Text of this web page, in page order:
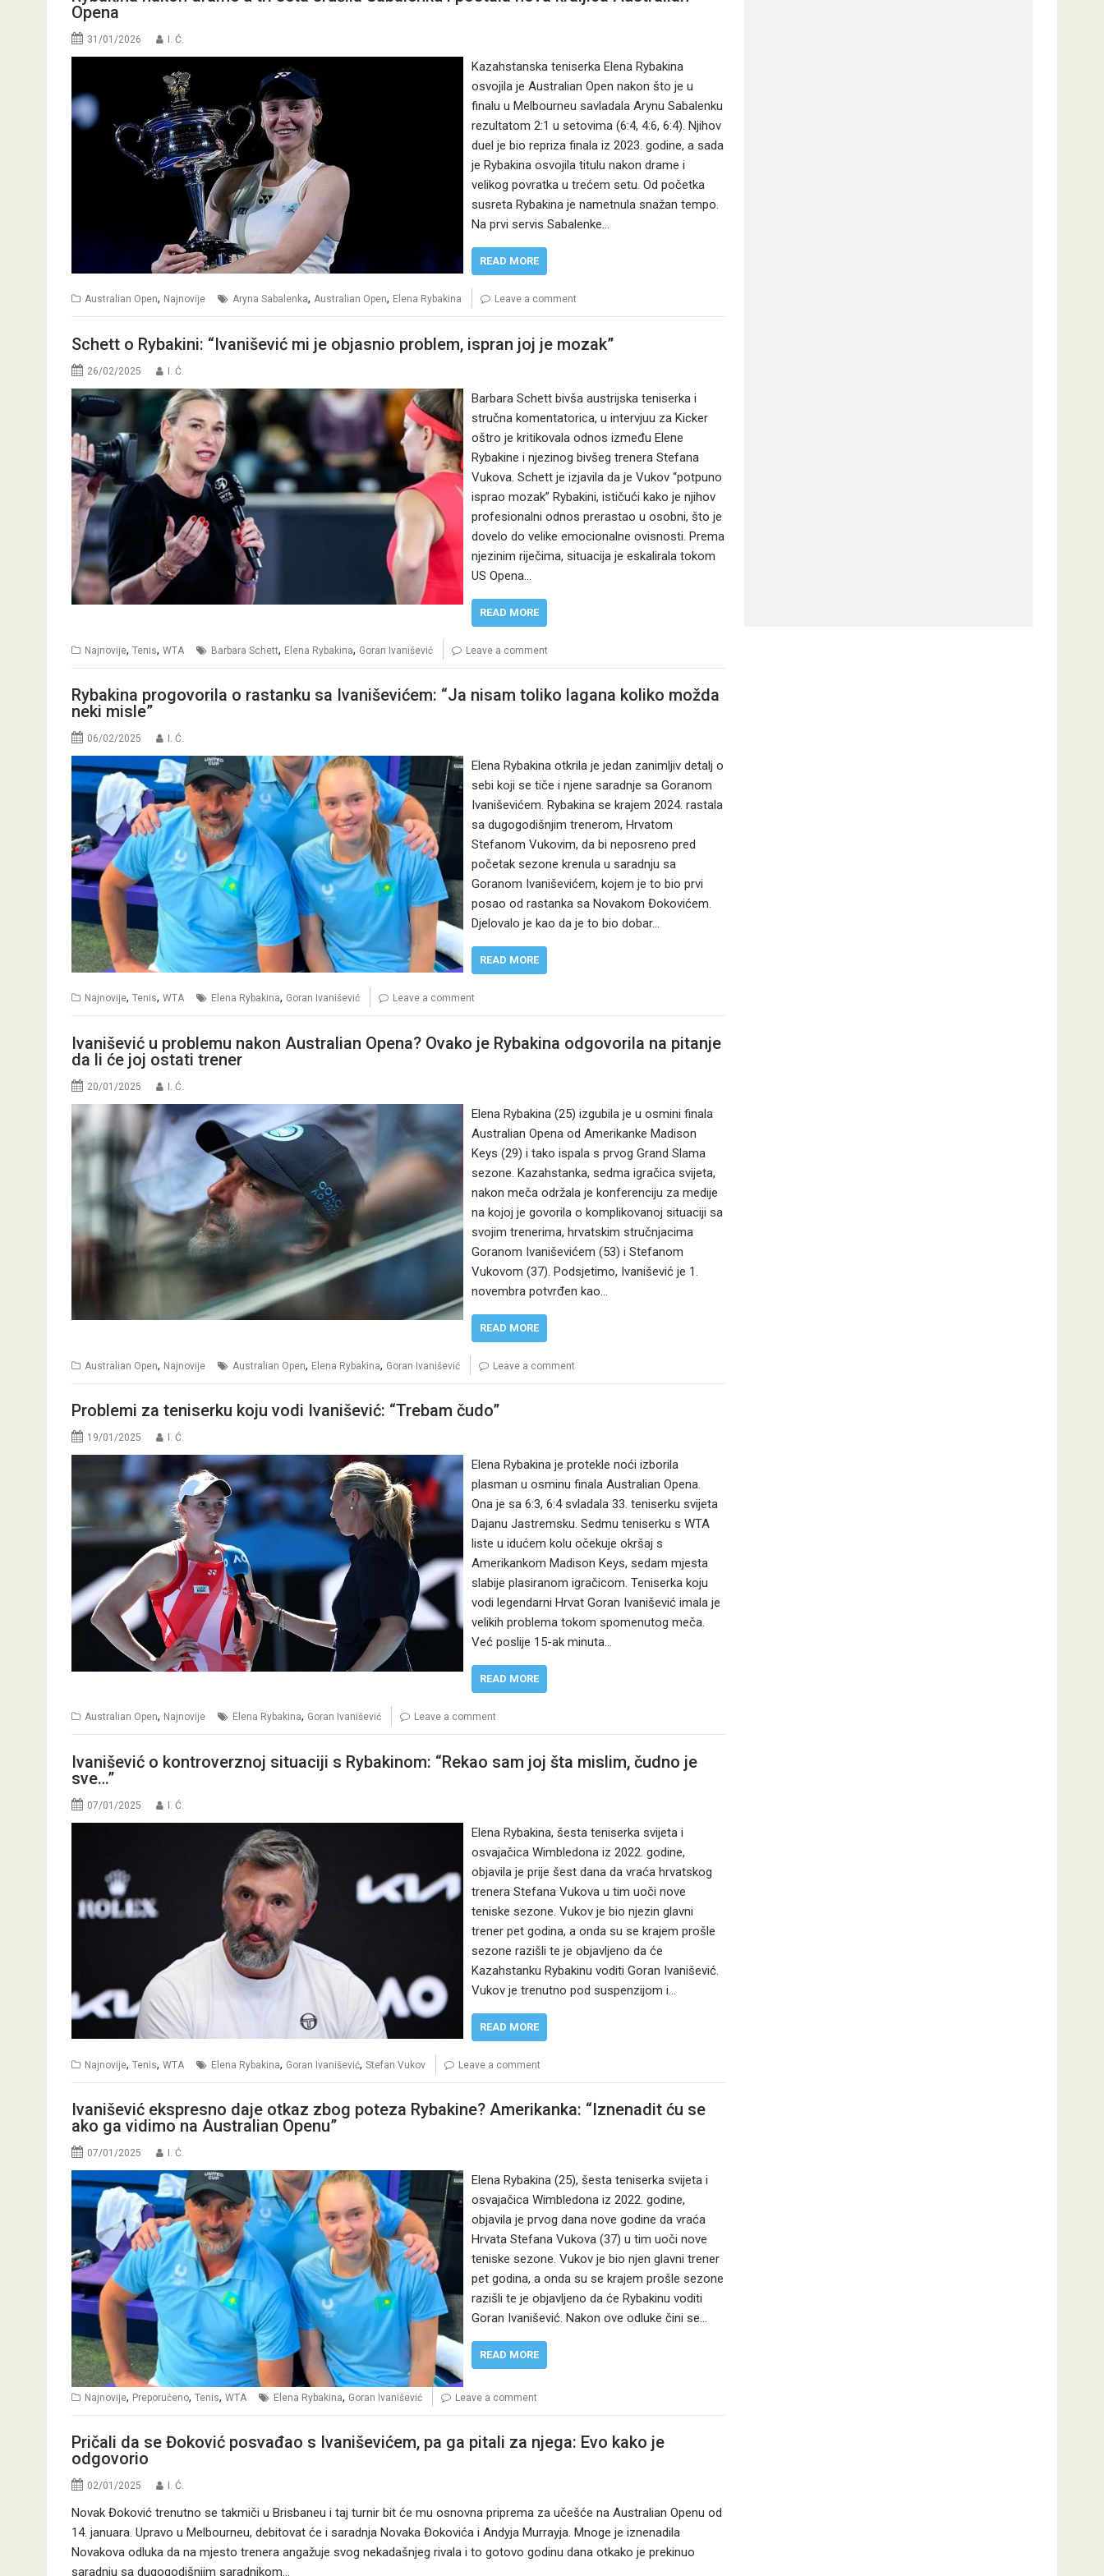
Opena
31/01/2026 I. Ć.
Kazahstanska teniserka Elena Rybakina
osvojila je Australian Open nakon što je u
finalu u Melbourneu savladala Arynu Sabalenku
rezultatom 2:1 u setovima (6:4, 4:6, 6:4). Njihov
duel je bio repriza finala iz 2023. godine, a sada
je Rybakina osvojila titulu nakon drame i
velikog povratka u trećem setu. Od početka
susreta Rybakina je nametnula snažan tempo.
Na prvi servis Sabalenke…
READ MORE
Australian Open, Najnovije Aryna Sabalenka, Australian Open, Elena Rybakina Leave a comment
Schett o Rybakini: “Ivanišević mi je objasnio problem, ispran joj je mozak”
26/02/2025 I. Ć.
Barbara Schett bivša austrijska teniserka i
stručna komentatorica, u intervjuu za Kicker
oštro je kritikovala odnos između Elene
Rybakine i njezinog bivšeg trenera Stefana
Vukova. Schett je izjavila da je Vukov “potpuno
isprao mozak” Rybakini, ističući kako je njihov
profesionalni odnos prerastao u osobni, što je
dovelo do velike emocionalne ovisnosti. Prema
njezinim riječima, situacija je eskalirala tokom
US Opena…
READ MORE
Najnovije, Tenis, WTA Barbara Schett, Elena Rybakina, Goran Ivanišević Leave a comment
Rybakina progovorila o rastanku sa Ivaniševićem: “Ja nisam toliko lagana koliko možda
neki misle”
06/02/2025 I. Ć.
Elena Rybakina otkrila je jedan zanimljiv detalj o
sebi koji se tiče i njene saradnje sa Goranom
Ivaniševićem. Rybakina se krajem 2024. rastala
sa dugogodišnjim trenerom, Hrvatom
Stefanom Vukovim, da bi neposreno pred
početak sezone krenula u saradnju sa
Goranom Ivaniševićem, kojem je to bio prvi
posao od rastanka sa Novakom Đokovićem.
Djelovalo je kao da je to bio dobar…
READ MORE
Najnovije, Tenis, WTA Elena Rybakina, Goran Ivanišević Leave a comment
Ivanišević u problemu nakon Australian Opena? Ovako je Rybakina odgovorila na pitanje
da li će joj ostati trener
20/01/2025 I. Ć.
Elena Rybakina (25) izgubila je u osmini finala
Australian Opena od Amerikanke Madison
Keys (29) i tako ispala s prvog Grand Slama
sezone. Kazahstanka, sedma igračica svijeta,
nakon meča održala je konferenciju za medije
na kojoj je govorila o komplikovanoj situaciji sa
svojim trenerima, hrvatskim stručnjacima
Goranom Ivaniševićem (53) i Stefanom
Vukovom (37). Podsjetimo, Ivanišević je 1.
novembra potvrđen kao…
READ MORE
Australian Open, Najnovije Australian Open, Elena Rybakina, Goran Ivanišević Leave a comment
Problemi za teniserku koju vodi Ivanišević: “Trebam čudo”
19/01/2025 I. Ć.
Elena Rybakina je protekle noći izborila
plasman u osminu finala Australian Opena.
Ona je sa 6:3, 6:4 svladala 33. teniserku svijeta
Dajanu Jastremsku. Sedmu teniserku s WTA
liste u idućem kolu očekuje okršaj s
Amerikankom Madison Keys, sedam mjesta
slabije plasiranom igračicom. Teniserka koju
vodi legendarni Hrvat Goran Ivanišević imala je
velikih problema tokom spomenutog meča.
Već poslije 15-ak minuta…
READ MORE
Australian Open, Najnovije Elena Rybakina, Goran Ivanišević Leave a comment
Ivanišević o kontroverznoj situaciji s Rybakinom: “Rekao sam joj šta mislim, čudno je
sve…”
07/01/2025 I. Ć.
Elena Rybakina, šesta teniserka svijeta i
osvajačica Wimbledona iz 2022. godine,
objavila je prije šest dana da vraća hrvatskog
trenera Stefana Vukova u tim uoči nove
teniske sezone. Vukov je bio njezin glavni
trener pet godina, a onda su se krajem prošle
sezone razišli te je objavljeno da će
Kazahstanku Rybakinu voditi Goran Ivanišević.
Vukov je trenutno pod suspenzijom i…
READ MORE
Najnovije, Tenis, WTA Elena Rybakina, Goran Ivanišević, Stefan Vukov Leave a comment
Ivanišević ekspresno daje otkaz zbog poteza Rybakine? Amerikanka: “Iznenadit ću se
ako ga vidimo na Australian Openu”
07/01/2025 I. Ć.
Elena Rybakina (25), šesta teniserka svijeta i
osvajačica Wimbledona iz 2022. godine,
objavila je prvog dana nove godine da vraća
Hrvata Stefana Vukova (37) u tim uoči nove
teniske sezone. Vukov je bio njen glavni trener
pet godina, a onda su se krajem prošle sezone
razišli te je objavljeno da će Rybakinu voditi
Goran Ivanišević. Nakon ove odluke čini se…
READ MORE
Najnovije, Preporučeno, Tenis, WTA Elena Rybakina, Goran Ivanišević Leave a comment
Pričali da se Đoković posvađao s Ivaniševićem, pa ga pitali za njega: Evo kako je
odgovorio
02/01/2025 I. Ć.
Novak Đoković trenutno se takmiči u Brisbaneu i taj turnir bit će mu osnovna priprema za učešće na Australian Openu od
14. januara. Upravo u Melbourneu, debitovat će i saradnja Novaka Đokovića i Andyja Murrayja. Mnoge je iznenadila
Novakova odluka da na mjesto trenera angažuje svog nekadašnjeg rivala i to gotovo godinu dana otkako je prekinuo
saradnju sa dugogodišnjim saradnikom…